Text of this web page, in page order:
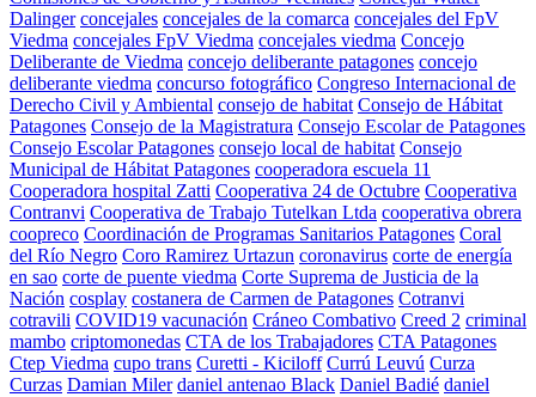
Dalinger concejales concejales de la comarca concejales del FpV
Viedma concejales FpV Viedma concejales viedma Concejo
Deliberante de Viedma concejo deliberante patagones concejo
deliberante viedma concurso fotográfico Congreso Internacional de
Derecho Civil y Ambiental consejo de habitat Consejo de Hábitat
Patagones Consejo de la Magistratura Consejo Escolar de Patagones
Consejo Escolar Patagones consejo local de habitat Consejo
Municipal de Hábitat Patagones cooperadora escuela 11
Cooperadora hospital Zatti Cooperativa 24 de Octubre Cooperativa
Contranvi Cooperativa de Trabajo Tutelkan Ltda cooperativa obrera
coopreco Coordinación de Programas Sanitarios Patagones Coral
del Río Negro Coro Ramirez Urtazun coronavirus corte de energía
en sao corte de puente viedma Corte Suprema de Justicia de la
Nación cosplay costanera de Carmen de Patagones Cotranvi
cotravili COVID19 vacunación Cráneo Combativo Creed 2 criminal
mambo criptomonedas CTA de los Trabajadores CTA Patagones
Ctep Viedma cupo trans Curetti - Kiciloff Currú Leuvú Curza
Curzas Damian Miler daniel antenao Black Daniel Badié daniel